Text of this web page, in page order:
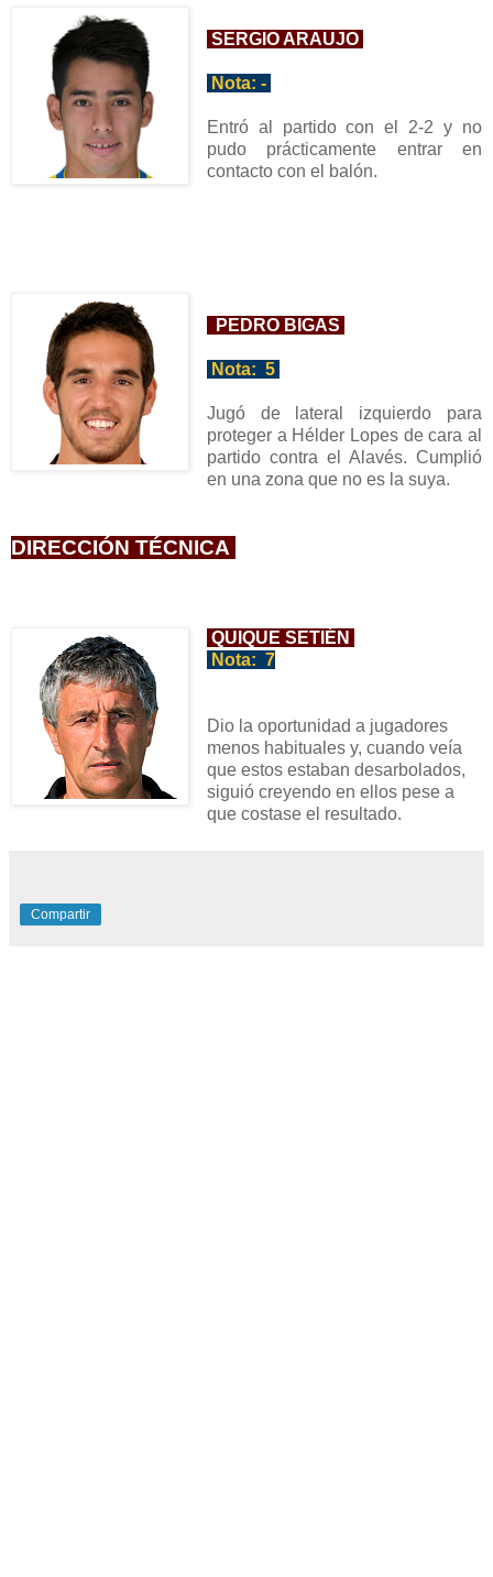
SERGIO ARAUJO
Nota: -
Entró al partido con el 2-2 y no
pudo prácticamente entrar en
contacto con el balón.
PEDRO BIGAS
Nota: 5
Jugóde lateral izquierdo para
proteger a Hélder Lopes de cara al
partido contra el Alavés. Cumplió
en una zona que no es la suya.
DIRECCIÓN TÉCNICA
QUIQUE SETIÉN
Nota: 7
Dio la oportunidad a jugadores
menos habituales y, cuando veía
queestos estaban desarbolados,
siguió creyendo en ellospese a
que costase el resultado.
Compartir